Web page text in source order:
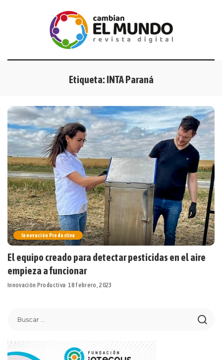
Etiqueta: INTA Paraná
Innovación Productiva
El equipo creado para detectar pesticidas en el aire
empieza a funcionar
Innovación Productiva 18 febrero, 2023